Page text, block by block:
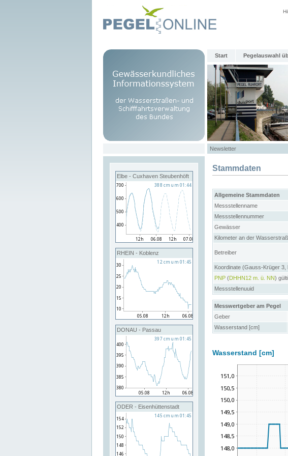
Start Pegelauswahl
Newsletter
Elbe - Cuxhaven Steubenhöft
RHEIN - Koblenz
DONAU - Passau
ODER - Eisenhüttenstadt
Stammdaten
Allgemeine Stammdaten
Messstellenname
Messstellennummer
Gewässer
Kilometer an der
Betreiber
Koordinate (Gauss-Krüger 3,
PNP (DHHN12 m. ü. NN)
Messstellenuuid
Messwertgeber am Pegel
Geber
Wasserstand [cm]
Wasserstand [cm]